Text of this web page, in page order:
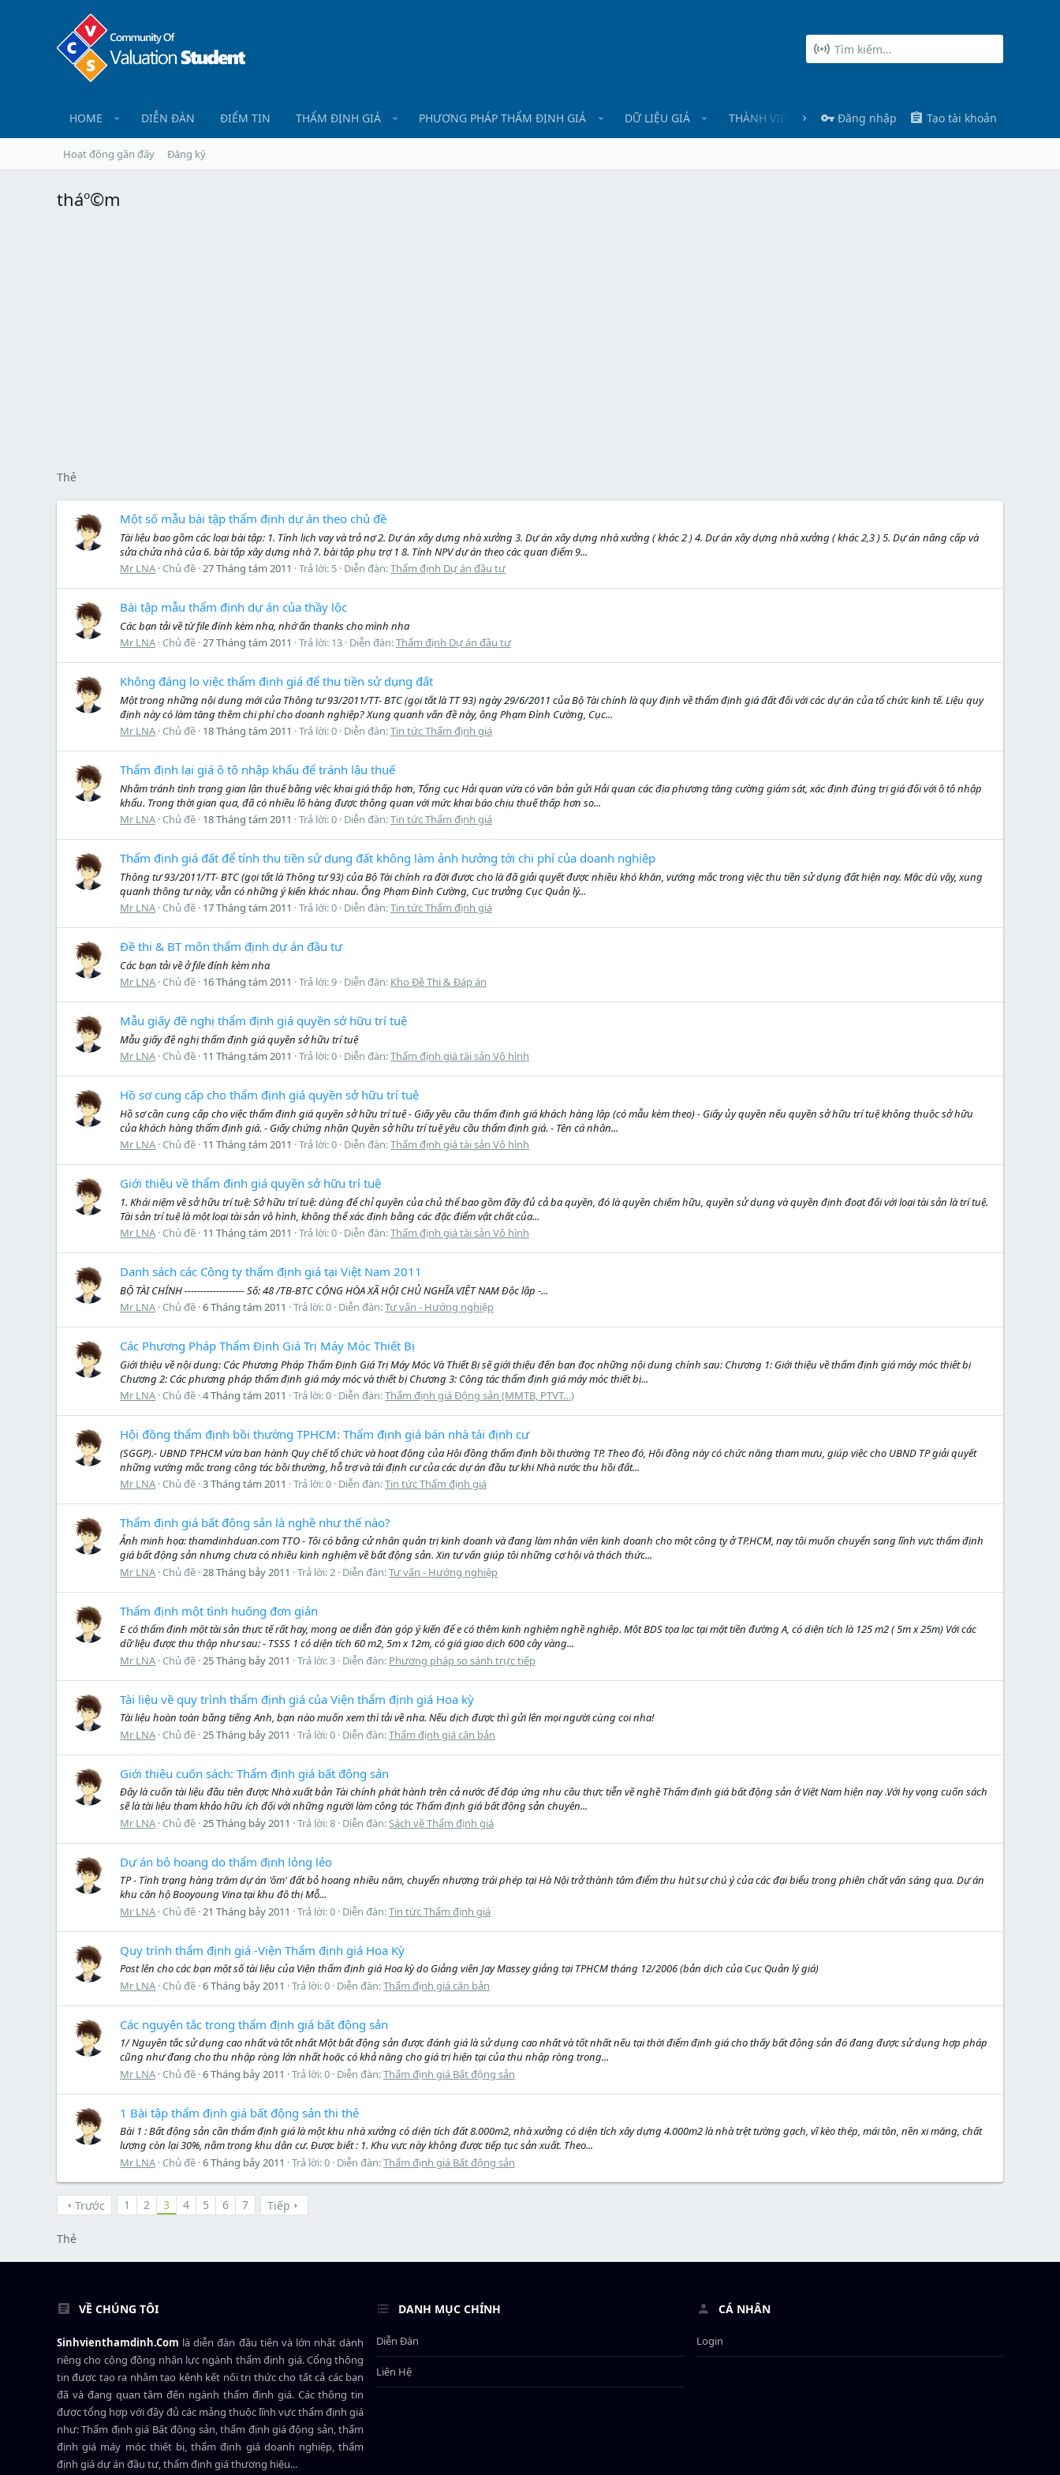
HOME DIỄN ĐÀN ĐIỂM TIN THẨM ĐỊNH GIÁ PHƯƠNG PHÁP THẨM ĐỊNH GIÁ DỮ LIỆU GIÁ THÀNH VIÊN Đăng nhập Tạo tài khoản
Hoạt động gần đây Đăng ký
tháº©m
Thẻ
Một số mẫu bài tập thẩm định dự án theo chủ đề
Tài liệu bao gồm các loại bài tập: 1. Tính lịch vay và trả nợ 2. Dự án xây dựng nhà xưởng 3. Dự án xây dựng nhà xưởng ( khác 2 ) 4. Dự án xây dựng nhà xưởng ( khác 2,3 ) 5. Dự án nâng cấp và
sửa chửa nhà của 6. bài tập xây dựng nhà 7. bài tập phụ trợ 1 8. Tính NPV dự án theo các quan điểm 9...
Mr LNA Chủ đề 27 Tháng tám 2011 Trả lời: 5 Diễn đàn:Thẩm định Dự án đầu tư
Bài tập mẫu thẩm định dự án của thầy lộc
Các bạn tải về từ file đính kèm nha, nhớ ấn thanks cho mình nha
Mr LNA Chủ đề 27 Tháng tám 2011 Trả lời: 13 Diễn đàn:Thẩm định Dự án đầu tư
Không đáng lo việc thẩm định giá để thu tiền sử dụng đất
Một trong những nội dung mới của Thông tư 93/2011/TT- BTC (gọi tắt là TT 93) ngày 29/6/2011 của Bộ Tài chính là quy định về thẩm định giá đất đối với các dự án của tổ chức kinh tế. Liệu quy
định này có làm tăng thêm chi phí cho doanh nghiệp? Xung quanh vấn đề này, ông Phạm Đình Cường, Cục...
Mr LNA Chủ đề 18 Tháng tám 2011 Trả lời: 0 Diễn đàn:Tin tức Thẩm định giá
Thẩm định lại giá ô tô nhập khẩu để tránh lậu thuế
Nhằm tránh tình trạng gian lận thuế bằng việc khai giá thấp hơn, Tổng cục Hải quan vừa có văn bản gửi Hải quan các địa phương tăng cường giám sát, xác định đúng trị giá đối với ô tô nhập
khẩu. Trong thời gian qua, đã có nhiều lô hàng được thông quan với mức khai báo chịu thuế thấp hơn so...
Mr LNA Chủ đề 18 Tháng tám 2011 Trả lời: 0 Diễn đàn:Tin tức Thẩm định giá
Thẩm định giá đất để tính thu tiền sử dụng đất không làm ảnh hưởng tới chi phí của doanh nghiệp
Thông tư 93/2011/TT- BTC (gọi tắt là Thông tư 93) của Bộ Tài chính ra đời được cho là đã giải quyết được nhiều khó khăn, vướng mắc trong việc thu tiền sử dụng đất hiện nay. Mặc dù vậy, xung
quanh thông tư này, vẫn có những ý kiến khác nhau. Ông Phạm Đình Cường, Cục trưởng Cục Quản lý...
Mr LNA Chủ đề 17 Tháng tám 2011 Trả lời: 0 Diễn đàn:Tin tức Thẩm định giá
Đề thi & BT môn thẩm định dự án đầu tư
Các bạn tải về ở file đính kèm nha
Mr LNA Chủ đề 16 Tháng tám 2011 Trả lời: 9 Diễn đàn: Kho Đề Thi & Đáp án
Mẫu giấy đề nghị thẩm định giá quyền sở hữu trí tuệ
Mẫu giấy đề nghị thẩm định giá quyền sở hữu trí tuệ
Mr LNA Chủ đề 11 Tháng tám 2011 Trả lời: 0 Diễn đàn:Thẩm định giá tài sản Vô hình
Hồ sơ cung cấp cho thẩm định giá quyền sở hữu trí tuệ
Hồ sơ cần cung cấp cho việc thẩm định giá quyền sở hữu trí tuệ - Giấy yêu cầu thẩm định giá khách hàng lập (có mẫu kèm theo) - Giấy ủy quyền nếu quyền sở hữu trí tuệ không thuộc sở hữu
của khách hàng thẩm định giá. - Giấy chứng nhận Quyền sở hữu trí tuệ yêu cầu thẩm định giá. - Tên cá nhân...
Mr LNA Chủ đề 11 Tháng tám 2011 Trả lời: 0 Diễn đàn:Thẩm định giá tài sản Vô hình
Giới thiệu về thẩm định giá quyền sở hữu trí tuệ
1. Khái niệm về sở hữu trí tuệ: Sở hữu trí tuệ: dùng để chỉ quyền của chủ thể bao gồm đầy đủ cả ba quyền, đó là quyền chiếm hữu, quyền sử dụng và quyền định đoạt đối với loại tài sản là trí tuệ.
Tài sản trí tuệ là một loại tài sản vô hình, không thể xác định bằng các đặc điểm vật chất của...
Mr LNA Chủ đề 11 Tháng tám 2011 Trả lời: 0 Diễn đàn:Thẩm định giá tài sản Vô hình
Danh sách các Công ty thẩm định giá tại Việt Nam 2011
BỘ TÀI CHÍNH ------------------- Số: 48 /TB-BTC CỘNG HÒA XÃ HỘI CHỦ NGHĨA VIỆT NAM Độc lập -...
Mr LNA Chủ đề 6 Tháng tám 2011 Trả lời: 0 Diễn đàn:Tư vấn - Hướng nghiệp
Các Phương Pháp Thẩm Định Giá Trị Máy Móc Thiết Bị
Giới thiệu về nội dung: Các Phương Pháp Thẩm Định Giá Trị Máy Móc Và Thiết Bị sẽ giới thiệu đến bạn đọc những nội dung chính sau: Chương 1: Giới thiệu về thẩm định giá máy móc thiết bị
Chương 2: Các phương pháp thẩm định giá máy móc và thiết bị Chương 3: Công tác thẩm định giá máy móc thiết bị...
Mr LNA Chủ đề 4 Tháng tám 2011 Trả lời: 0 Diễn đàn:Thẩm định giá Động sản (MMTB, PTVT…)
Hội đồng thẩm định bồi thường TPHCM: Thẩm định giá bán nhà tái định cư
(SGGP).- UBND TPHCM vừa ban hành Quy chế tổ chức và hoạt động của Hội đồng thẩm định bồi thường TP. Theo đó, Hội đồng này có chức năng tham mưu, giúp việc cho UBND TP giải quyết
những vướng mắc trong công tác bồi thường, hỗ trợ và tái định cư của các dự án đầu tư khi Nhà nước thu hồi đất...
Mr LNA Chủ đề 3 Tháng tám 2011 Trả lời: 0 Diễn đàn:Tin tức Thẩm định giá
Thẩm định giá bất động sản là nghề như thế nào?
Ảnh minh họa: thamdinhduan.com TTO - Tôi có bằng cử nhân quản trị kinh doanh và đang làm nhân viên kinh doanh cho một công ty ở TP.HCM, nay tôi muốn chuyển sang lĩnh vực thẩm định
giá bất động sản nhưng chưa có nhiều kinh nghiệm về bất động sản. Xin tư vấn giúp tôi những cơ hội và thách thức...
Mr LNA Chủ đề 28 Tháng bảy 2011 Trả lời: 2 Diễn đàn:Tư vấn - Hướng nghiệp
Thẩm định một tình huống đơn giản
E có thẩm định một tài sản thực tế rất hay, mong ae diễn đàn góp ý kiến để e có thêm kinh nghiệm nghề nghiệp. Một BDS tọa lạc tại mặt tiền đường A, có diện tích là 125 m2 ( 5m x 25m) Với các
dữ liệu được thu thập như sau: - TSSS 1 có diện tích 60 m2, 5m x 12m, có giá giao dịch 600 cây vàng...
Mr LNA Chủ đề 25 Tháng bảy 2011 Trả lời: 3 Diễn đàn: Phương pháp so sánh trực tiếp
Tài liệu về quy trình thẩm định giá của Viện thẩm định giá Hoa kỳ
Tài liệu hoàn toàn bằng tiếng Anh, bạn nào muốn xem thì tải về nha. Nếu dịch được thì gửi lên mọi người cùng coi nha!
Mr LNA Chủ đề 25 Tháng bảy 2011 Trả lời: 0 Diễn đàn:Thẩm định giá căn bản
Giới thiệu cuốn sách: Thẩm định giá bất động sản
Đây là cuốn tài liệu đầu tiên được Nhà xuất bản Tài chính phát hành trên cả nước để đáp ứng nhu cầu thực tiễn về nghề Thẩm định giá bất động sản ở Việt Nam hiện nay .Với hy vọng cuốn sách
sẽ là tài liệu tham khảo hữu ích đối với những người làm công tác Thẩm định giá bất động sản chuyên...
Mr LNA Chủ đề 25 Tháng bảy 2011 Trả lời: 8 Diễn đàn:Sách về Thẩm định giá
Dự án bỏ hoang do thẩm định lỏng lẻo
TP - Tình trạng hàng trăm dự án 'ôm' đất bỏ hoang nhiều năm, chuyển nhượng trái phép tại Hà Nội trở thành tâm điểm thu hút sự chú ý của các đại biểu trong phiên chất vấn sáng qua. Dự án
khu căn hộ Booyoung Vina tại khu đô thị Mỗ...
Mr LNA Chủ đề 21 Tháng bảy 2011 Trả lời: 0 Diễn đàn:Tin tức Thẩm định giá
Quy trình thẩm định giá -Viện Thẩm định giá Hoa Kỳ
Post lên cho các bạn một số tài liệu của Viện thẩm định giá Hoa kỳ do Giảng viên Jay Massey giảng tại TPHCM tháng 12/2006 (bản dịch của Cục Quản lý giá)
Mr LNA Chủ đề 6 Tháng bảy 2011 Trả lời: 0 Diễn đàn:Thẩm định giá căn bản
Các nguyên tắc trong thẩm định giá bất động sản
1/ Nguyên tắc sử dụng cao nhất và tốt nhất Một bất động sản được đánh giá là sử dụng cao nhất và tốt nhất nếu tại thời điểm định giá cho thấy bất động sản đó đang được sử dụng hợp pháp
cũng như đang cho thu nhập ròng lớn nhất hoặc có khả năng cho giá trị hiện tại của thu nhập ròng trong...
Mr LNA Chủ đề 6 Tháng bảy 2011 Trả lời: 0 Diễn đàn:Thẩm định giá Bất động sản
1 Bài tập thẩm định giá bất động sản thi thẻ
Bài 1 : Bất động sản cần thẩm định giá là một khu nhà xưởng có diện tích đất 8.000m2, nhà xưởng có diện tích xây dựng 4.000m2 là nhà trệt tường gạch, vĩ kèo thép, mái tôn, nền xi măng, chất
lượng còn lại 30%, nằm trong khu dân cư. Được biết : 1. Khu vực này không được tiếp tục sản xuất. Theo...
Mr LNA Chủ đề 6 Tháng bảy 2011 Trả lời: 0 Diễn đàn:Thẩm định giá Bất động sản
Trước 1 2 3 4 5 6 7 Tiếp
Thẻ
VỀ CHÚNG TÔI
Sinhvienthamdinh.Com là diễn đàn đầu tiên và lớn nhất dành
riêng cho cộng đồng nhân lực ngành thẩm định giá. Cổng thông
tin được tạo ra nhằm tạo kênh kết nối tri thức cho tất cả các bạn
đã và đang quan tâm đến ngành thẩm định giá. Các thông tin
được tổng hợp với đầy đủ các mảng thuộc lĩnh vực thẩm định giá
như: Thẩm định giá Bất động sản, thẩm định giá động sản, thẩm
định giá máy móc thiết bị, thẩm định giá doanh nghiệp, thẩm
định giá dự án đầu tư, thẩm định giá thương hiệu...
DANH MỤC CHÍNH
Diễn Đàn
Liên Hệ
CÁ NHÂN
Login